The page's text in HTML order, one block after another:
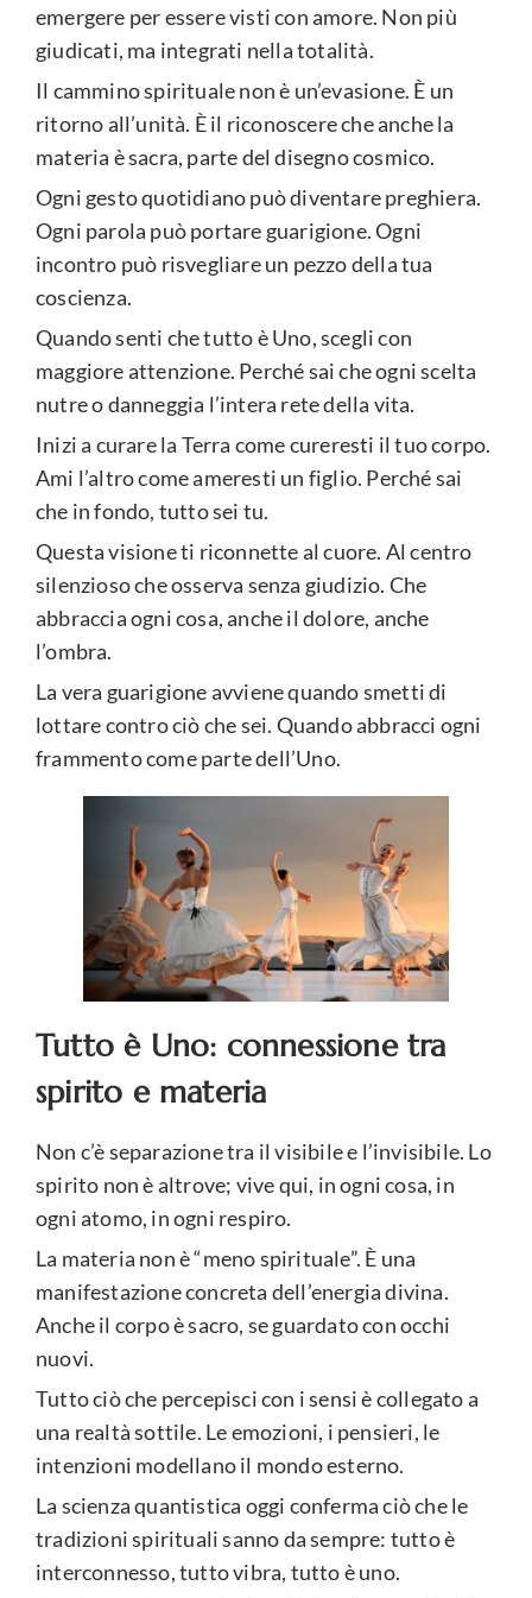
emergere per essere visti con amore. Non più
giudicati, ma integrati nella totalità.
Il cammino spirituale non è un’evasione. È un
ritorno all’unità. È il riconoscere che anche la
materia è sacra, parte del disegno cosmico.
Ogni gesto quotidiano può diventare preghiera.
Ogni parola può portare guarigione. Ogni
incontro può risvegliare un pezzo della tua
coscienza.
Quando senti che tutto è Uno, scegli con
maggiore attenzione. Perché sai che ogni scelta
nutre o danneggia l’intera rete della vita.
Inizi a curare la Terra come cureresti il tuo corpo.
Ami l’altro come ameresti un figlio. Perché sai
che in fondo, tutto sei tu.
Questa visione ti riconnette al cuore. Al centro
silenzioso che osserva senza giudizio. Che
abbraccia ogni cosa, anche il dolore, anche
l’ombra.
La vera guarigione avviene quando smetti di
lottare contro ciò che sei. Quando abbracci ogni
frammento come parte dell’Uno.
Tutto è Uno: connessione tra
spirito e materia
Non c’è separazione tra il visibile e l’invisibile. Lo
spirito non è altrove; vive qui, in ogni cosa, in
ogni atomo, in ogni respiro.
La materia non è “meno spirituale”. È una
manifestazione concreta dell’energia divina.
Anche il corpo è sacro, se guardato con occhi
nuovi.
Tutto ciò che percepisci con i sensi è collegato a
una realtà sottile. Le emozioni, i pensieri, le
intenzioni modellano il mondo esterno.
La scienza quantistica oggi conferma ciò che le
tradizioni spirituali sanno da sempre: tutto è
interconnesso, tutto vibra, tutto è uno.